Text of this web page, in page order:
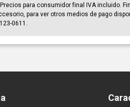
para consumidor final IVA incluido.
para ver otros medios de pago
0611.